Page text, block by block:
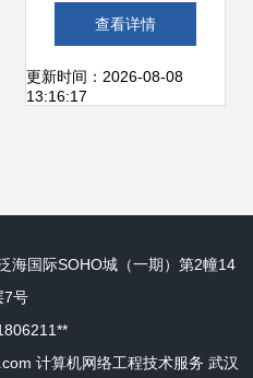
网络的家庭云电脑
解决方案”荣获ICT
算服务新范式
查看详情
更新时间：2026-08-08
13:16:17
海国际SOHO城（一期）第2幢14
7号
计算机网络工程技术服务 武汉